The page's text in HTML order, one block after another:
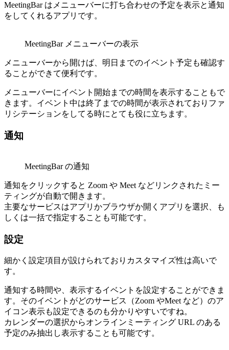
MeetingBar はメニューバーに打ち合わせの予定を表示と通知
をしてくれるアプリです。
MeetingBar メニューバーの表示
メニューバーから開けば、明日までのイベント予定も確認す
ることができて便利です。
メニューバーにイベント開始までの時間を表示することもで
きます。イベント中は終了までの時間が表示されておりファ
リシテーションをしてる時にとても役に立ちます。
通知
MeetingBar の通知
通知をクリックすると Zoom や Meet などリンクされたミー
ティングが自動で開きます。
主要なサービスはアプリかブラウザか開くアプリを選択、も
しくは一括で指定することも可能です。
設定
細かく設定項目が設けられておりカスタマイズ性は高いで
す。
通知する時間や、表示するイベントを設定することができま
す。そのイベントがどのサービス（Zoom やMeet など）のア
イコン表示も設定できるのも分かりやすいですね。
カレンダーの選択からオンラインミーティング URL のある
予定のみ抽出し表示することも可能です。